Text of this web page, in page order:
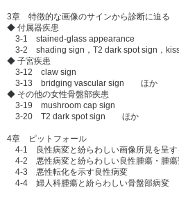
3章 特徴的な画像のサインから診断に迫る
◆ 付属器疾患
3-1 stained-glass appearance
3-2 shading sign，T2 dark spot sign，
◆ 子宮疾患
3-12 claw sign
3-13 bridging vascular sign ほか
◆ その他の女性骨盤部疾患
3-19 mushroom cap sign
3-20 T2 dark spot sign ほか
4章 ピットフォール
4-1 良性病変と紛らわしい画像所見を呈す
4-2 悪性病変と紛らわしい良性腫瘍・腫瘍
4-3 悪性転化を示す良性病変
4-4 婦人科腫瘍と紛らわしい骨盤部病